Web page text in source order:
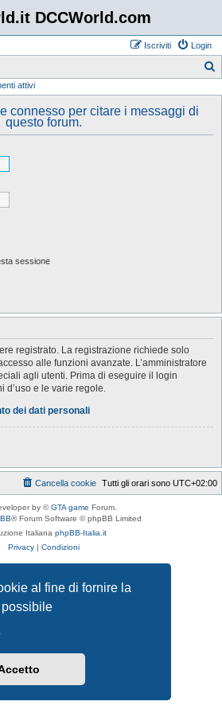
al fine di fornire la
DCCWorld.com
Login
Iscriviti
attivi
connesso per citare i messaggi di
questo forum.
sessione
registrato. La registrazione richiede solo
alle funzioni avanzate. L’amministratore
agli utenti. Prima di eseguire il login
d’uso e le varie regole.
dei dati personali
Tutti gli orari sono UTC+02:00
Cancella cookie
by ©GTA game Forum.
® Forum Software © phpBB Limited
Italiana phpBB-Italia.it
Privacy | Condizioni